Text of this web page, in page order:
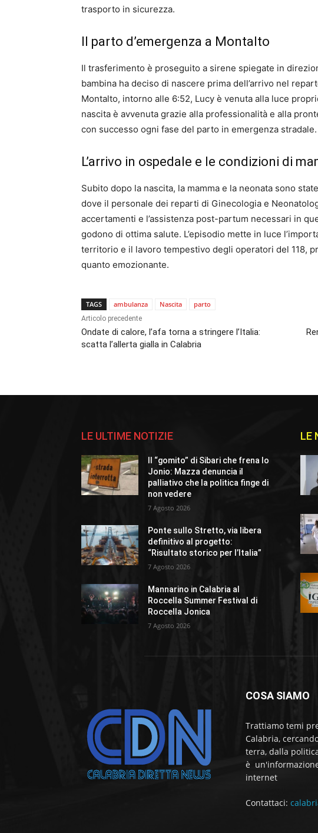
trasporto in sicurezza.
Il parto d’emergenza a Montalto
Il trasferimento è proseguito a sirene spiegate in
bambina ha deciso di nascere prima dell’arrivo nel
Montalto, intorno alle 6:52, Lucy è venuta alla luce
nascita è avvenuta grazie alla professionalità e alla
con successo ogni fase del parto in emergenza stradale.
L’arrivo in ospedale e le condizioni di
Subito dopo la nascita, la mamma e la neonata sono
dove il personale dei reparti di Ginecologia e
accertamenti e l’assistenza post-partum necessari in
godono di ottima salute. L’episodio mette in luce
territorio e il lavoro tempestivo degli operatori del 118,
quanto emozionante.
TAGS ambulanza Nascita parto
Articolo precedente
Ondate di calore, l’afa torna a stringere l’Italia:
scatta l’allerta gialla in Calabria
LE ULTIME NOTIZIE
Il “gomito” di Sibari che frena lo
Jonio: Mazza denuncia il
palliativo che la politica finge di
non vedere
7 Agosto 2026
Ponte sullo Stretto, via libera
definitivo al progetto:
“Risultato storico per l’Italia”
7 Agosto 2026
Mannarino in Calabria al
Roccella Summer Festival di
Roccella Jonica
7 Agosto 2026
LE
COSA SIAMO
Trattiamo temi
Calabria,
terra, dalla
è
internet
Contattaci: